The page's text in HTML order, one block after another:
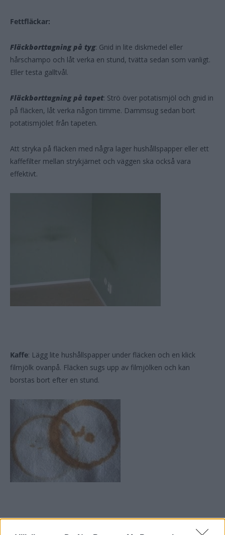
Fettfläckar:
Fläckborttagning på tyg: Gnid in lite diskmedel eller
hårschampo och låt verka en stund, tvätta sedan som vanligt.
Eller testa galltvål.
Fläckborttagning på tapet: Strö över potatismjöl och gnid in
på fläcken, låt verka någon timme. Dammsug sedan bort
potatismjölet från tapeten.
Att stryka på fläcken med några lager hushållspapper eller ett
kaffefilter mellan strykjärnet och väggen ska också vara
effektivt.
Kaffe: Lägg lite hushållspapper under fläcken och en klick
filmjölk ovanpå. Fläcken sugs upp av filmjölken och kan
borstas bort efter en stund.